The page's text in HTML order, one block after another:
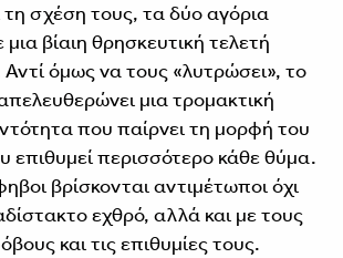
σχέση τους, τα δύο αγόρια
βίαιη θρησκευτική τελετή
Αντί όμως να τους «λυτρώσει», το
μια τρομακτική
που παίρνει τη μορφή του
περισσότερο κάθε θύμα.
βρίσκονται αντιμέτωποι όχι
εχθρό, αλλά και με τους
και τις επιθυμίες τους.